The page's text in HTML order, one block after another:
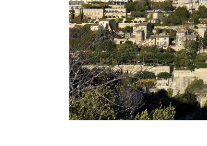
Top 5 des
activités à faire à
Aix avec des
enfants